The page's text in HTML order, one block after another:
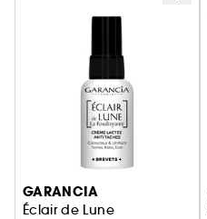
Ignorer le carrousel produits
GARANCIA
Éclair de Lune